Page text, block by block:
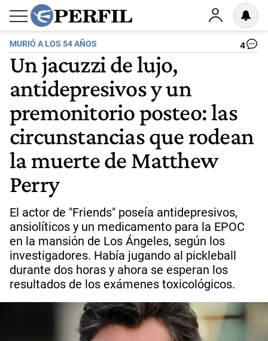
MURIÓ A LOS 54 AÑOS 4
Un jacuzzi de lujo,
antidepresivos y un
premonitorio posteo: las
circunstancias que rodean
la muerte de Matthew
Perry
El actor de "Friends" poseía antidepresivos,
ansiolíticos y un medicamento para la EPOC
en la mansión de Los Ángeles, según los
investigadores. Había jugando al pickleball
durante dos horas y ahora se esperan los
resultados de los exámenes toxicológicos.